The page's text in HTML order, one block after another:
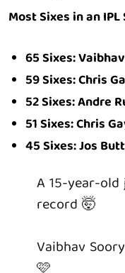
Most Sixes in an IPL
65 Sixes:
59 Sixes: Chris
52 Sixes: Andre
51 Sixes: Chris
45 Sixes: Jos
A 15-year-
record 🤯
Vaibhav